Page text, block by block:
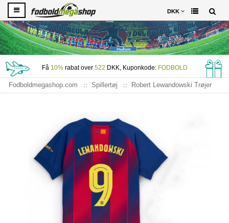
DKK
Få 10%rabat over 522 DKK, Kuponkode: FODBOLD
Fodboldmegashop.com Spillertøj
Robert Lewandowski Trøjer